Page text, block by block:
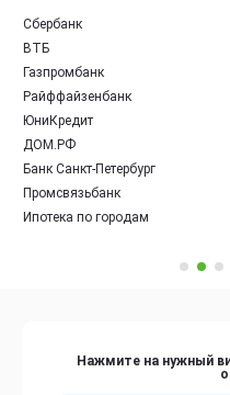
Сбербанк
ВТБ
Газпромбанк
Райффайзенбанк
ЮниКредит
ДОМ.РФ
Банк Санкт-Петербург
Промсвязьбанк
Ипотека по городам
Нажмите на нужный